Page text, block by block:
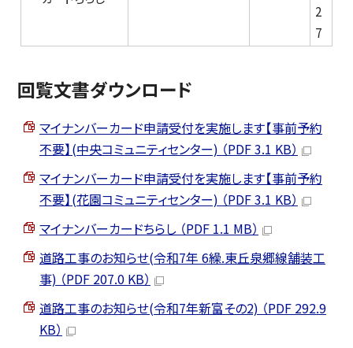
2
7
回覧文書ダウンロード
マイナンバーカード申請受付を実施します【事前予約
不要】(中央コミュニティセンター) （PDF 3.1 KB）
マイナンバーカード申請受付を実施します【事前予約
不要】(花園コミュニティセンター) （PDF 3.1 KB）
マイナンバーカードちらし （PDF 1.1 MB）
道路工事のお知らせ(令和7年 6繰.東丘泉郷線舗装工
事) （PDF 207.0 KB）
道路工事のお知らせ(令和7年新富その2) （PDF 292.9
KB）